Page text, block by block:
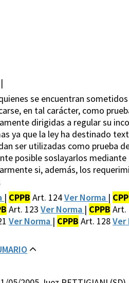
se encuentran
en tal carácter, como
dirigidas a regular su
ya que la ley ha destinado
ser utilizadas como prueba
posible soslayarlos
si, además, los
| CPPB Art. 124Ver Norma |
Art. 123 Ver Norma | CPPB Art.
Ver Norma | CPPB Art. 128Ver